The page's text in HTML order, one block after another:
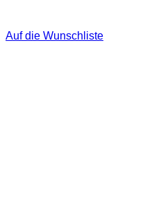
Auf die Wunschliste